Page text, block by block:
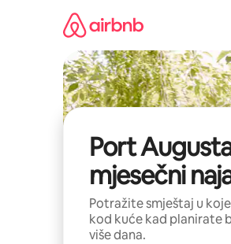
Port
mjesečni
Potražite smještaj u
kod kuće kad planirate
više dana.